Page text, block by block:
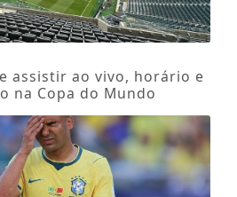
assistir ao vivo, horário e
na Copa do Mundo